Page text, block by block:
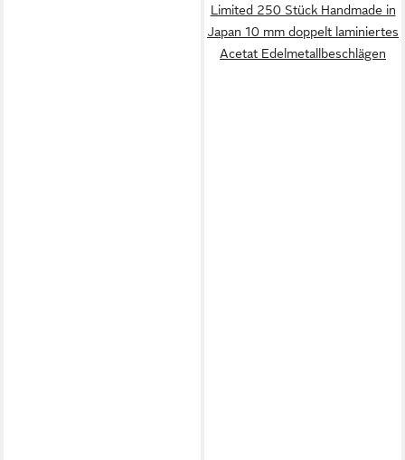
Limited 250 Stück Handmade in
Japan 10 mm doppelt laminiertes
Acetat Edelmetallbeschlägen